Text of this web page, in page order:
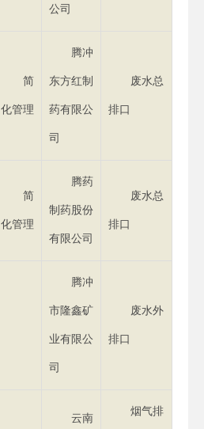
公司
简
化管理
腾冲
东方红制
药有限公
司
废水总
排口
简
化管理
腾药
制药股份
有限公司
废水总
排口
腾冲
市隆鑫矿
业有限公
司
废水外
排口
云南
烟气排